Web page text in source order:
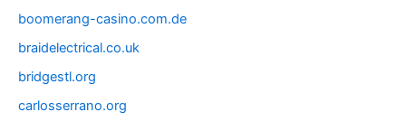
boomerang-casino.com.de
braidelectrical.co.uk
bridgestl.org
carlosserrano.org